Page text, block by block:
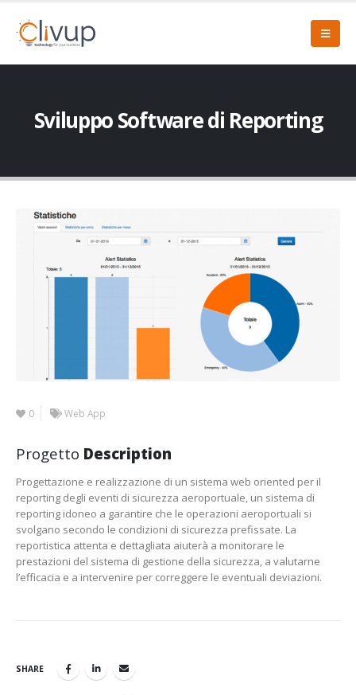
Sviluppo Software di Reporting
0 Web App
Progetto Description
Progettazione e realizzazione di un sistema web oriented per il
reporting degli eventi di sicurezza aeroportuale, un sistema di
reporting idoneo a garantire che le operazioni aeroportuali si
svolgano secondo le condizioni di sicurezza prefissate. La
reportistica attenta e dettagliata aiuterà a monitorare le
prestazioni del sistema di gestione della sicurezza, a valutarne
l’efficacia e a intervenire per correggere le eventuali deviazioni.
SHARE